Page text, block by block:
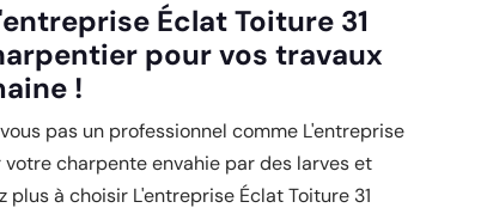
Éclat Toiture 31
pour vos travaux
!
pas un professionnel comme L'entreprise
votre charpente envahie par des larves et
plus à choisir L'entreprise Éclat Toiture 31